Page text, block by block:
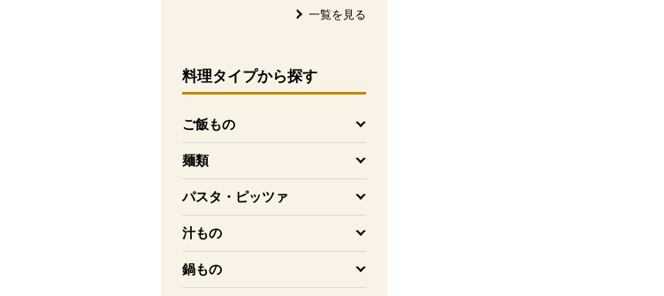
一覧を見る
料理タイプから探す
ご飯もの
を開く
麺類
を開く
パスタ・ピッツァ
を開く
汁もの
を開く
鍋もの
を開く